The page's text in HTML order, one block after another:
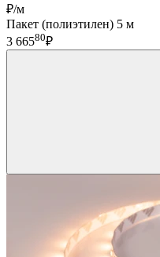
₽/м
Пакет (полиэтилен) 5 м
3 66580₽